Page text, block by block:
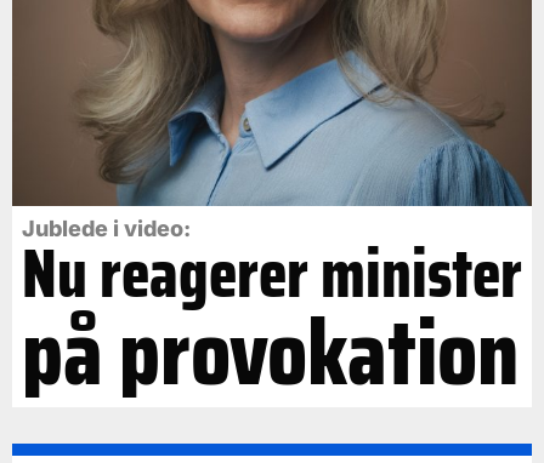
Jublede i video:
Nu reagerer minister
på provokation